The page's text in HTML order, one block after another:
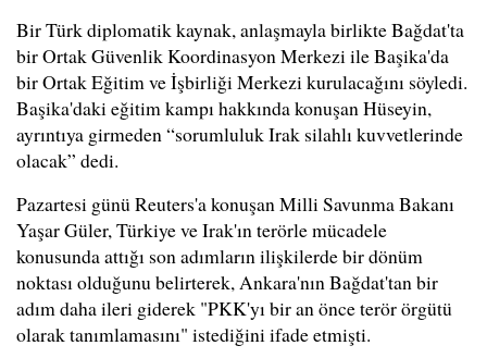
Bir Türk diplomatik kaynak, anlaşmayla birlikte Bağdat'ta
bir Ortak Güvenlik Koordinasyon Merkezi ile Başika'da
bir Ortak Eğitim ve İşbirliği Merkezi kurulacağını söyledi.
Başika'daki eğitim kampı hakkında konuşan Hüseyin,
ayrıntıya girmeden “sorumluluk Irak silahlı kuvvetlerinde
olacak” dedi.
Pazartesi günü Reuters'a konuşan Milli Savunma Bakanı
Yaşar Güler, Türkiye ve Irak'ın terörle mücadele
konusunda attığı son adımların ilişkilerde bir dönüm
noktası olduğunu belirterek, Ankara'nın Bağdat'tan bir
adım daha ileri giderek "PKK'yı bir an önce terör örgütü
olarak tanımlamasını" istediğini ifade etmişti.